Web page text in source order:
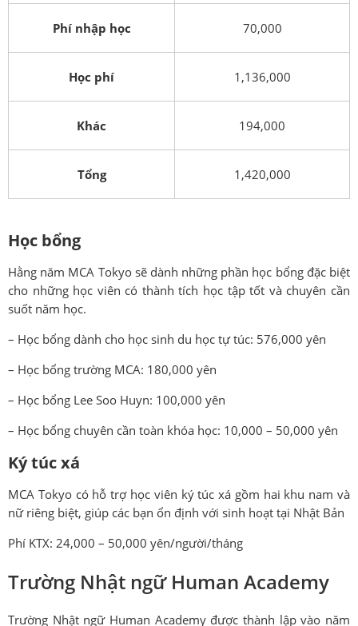
Phí nhập học 70,000
Học phí 1,136,000
Khác 194,000
Tổng 1,420,000
Học bổng
Hằng năm MCA Tokyo sẽ dành những phần học bổng đặc biệt
cho những học viên có thành tích học tập tốt và chuyên cần
suốt năm học.
– Học bổng dành cho học sinh du học tự túc: 576,000 yên
– Học bổng trường MCA: 180,000 yên
– Học bổng Lee Soo Huyn: 100,000 yên
– Học bổng chuyên cần toàn khóa học: 10,000 – 50,000 yên
Ký túc xá
MCA Tokyo có hỗ trợ học viên ký túc xá gồm hai khu nam và
nữ riêng biệt, giúp các bạn ổn định với sinh hoạt tại Nhật Bản
Phí KTX: 24,000 – 50,000 yên/người/tháng
Trường Nhật ngữ Human Academy
Trường Nhật ngữ Human Academy được thành lập vào năm